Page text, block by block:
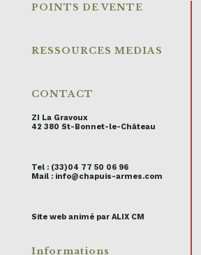
POINTS DE VENTE
RESSOURCES MEDIAS
CONTACT
ZI La Gravoux
42 380 St-Bonnet-le-Château
Tel : (33)04 77 50 06 96
Mail : info@chapuis-armes.com
Site web animé par ALIX CM
Informations